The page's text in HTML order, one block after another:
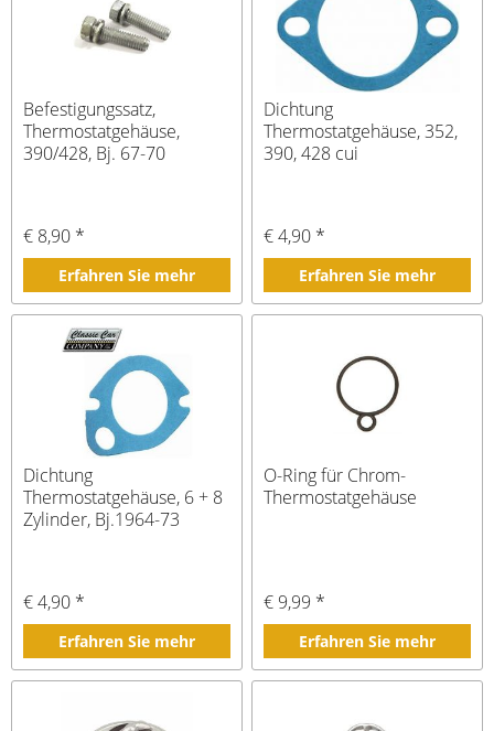
Befestigungssatz,
Thermostatgehäuse,
390/428, Bj. 67-70
€ 8,90 *
Erfahren Sie mehr
Dichtung
Thermostatgehäuse, 352,
390, 428 cui
€ 4,90 *
Erfahren Sie mehr
Dichtung
Thermostatgehäuse, 6 + 8
Zylinder, Bj.1964-73
€ 4,90 *
Erfahren Sie mehr
O-Ring für Chrom-
Thermostatgehäuse
€ 9,99 *
Erfahren Sie mehr